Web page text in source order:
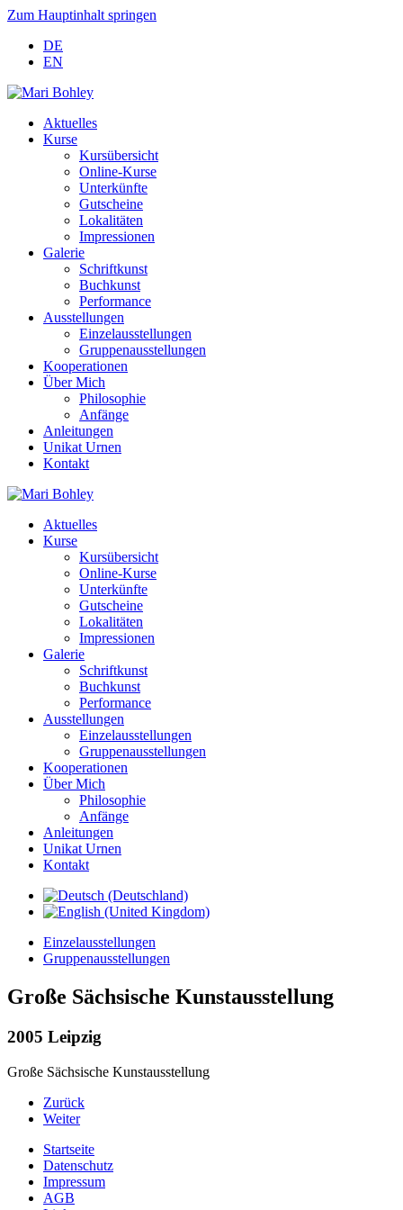
Zum Hauptinhalt springen
DE
EN
Aktuelles
Kurse
Kursübersicht
Online-Kurse
Unterkünfte
Gutscheine
Lokalitäten
Impressionen
Galerie
Schriftkunst
Buchkunst
Performance
Ausstellungen
Einzelausstellungen
Gruppenausstellungen
Kooperationen
Über Mich
Philosophie
Anfänge
Anleitungen
Unikat Urnen
Kontakt
Aktuelles
Kurse
Kursübersicht
Online-Kurse
Unterkünfte
Gutscheine
Lokalitäten
Impressionen
Galerie
Schriftkunst
Buchkunst
Performance
Ausstellungen
Einzelausstellungen
Gruppenausstellungen
Kooperationen
Über Mich
Philosophie
Anfänge
Anleitungen
Unikat Urnen
Kontakt
Einzelausstellungen
Gruppenausstellungen
Große Sächsische Kunstausstellung
2005 Leipzig
Große Sächsische Kunstausstellung
Zurück
Weiter
Startseite
Datenschutz
Impressum
AGB